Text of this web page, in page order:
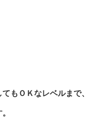
もＯＫなレベルまで、